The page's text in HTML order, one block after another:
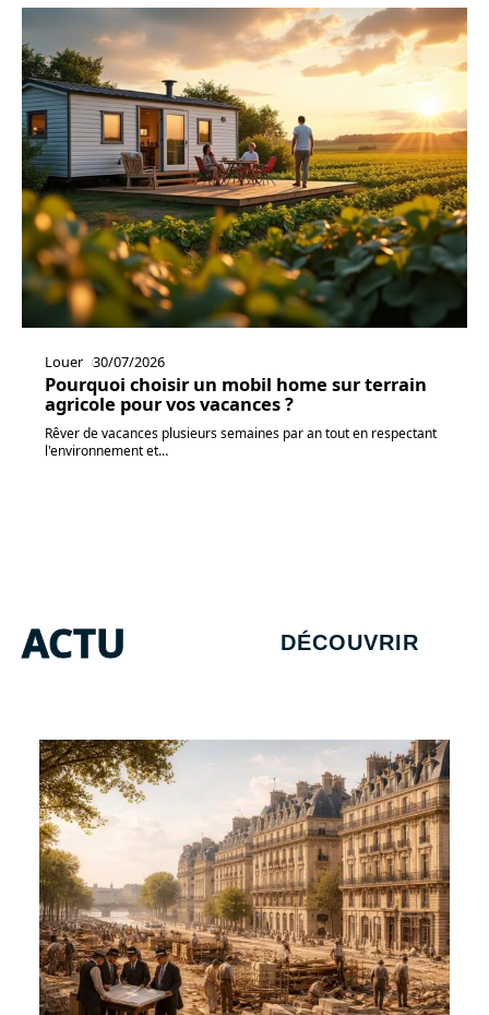
Louer 30/07/2026
Pourquoi choisir un mobil home sur terrain
agricole pour vos vacances ?
Rêver de vacances plusieurs semaines par an tout en respectant
l'environnement et…
ACTU DÉCOUVRIR